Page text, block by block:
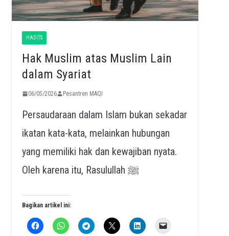
HADITS
Hak Muslim atas Muslim Lain
dalam Syariat
06/05/2026 Pesantren MAQI
Persaudaraan dalam Islam bukan sekadar
ikatan kata-kata, melainkan hubungan
yang memiliki hak dan kewajiban nyata.
Oleh karena itu, Rasulullah ﷺ
Bagikan artikel ini: